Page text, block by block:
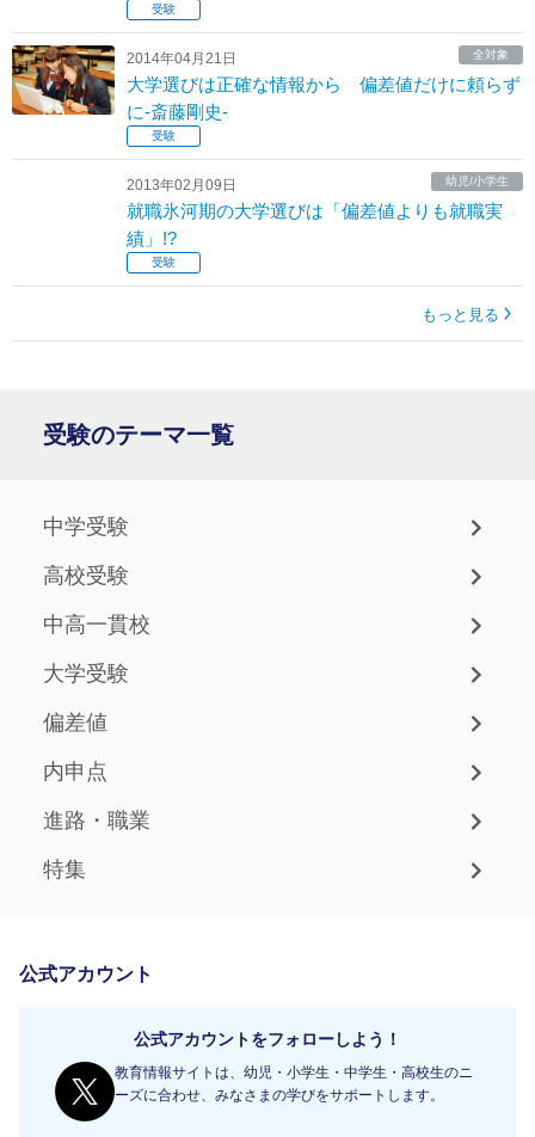
受験
2014年04月21日 全対象
大学選びは正確な情報から 偏差値だけに頼らず
に‐斎藤剛史‐
受験
2013年02月09日 幼児/小学生
就職氷河期の大学選びは「偏差値よりも就職実
績」!?
受験
もっと見る
受験のテーマ一覧
中学受験
高校受験
中高一貫校
大学受験
偏差値
内申点
進路・職業
特集
公式アカウント
公式アカウントをフォローしよう！
教育情報サイトは、幼児・小学生・中学生・高校生のニ
ーズに合わせ、みなさまの学びをサポートします。